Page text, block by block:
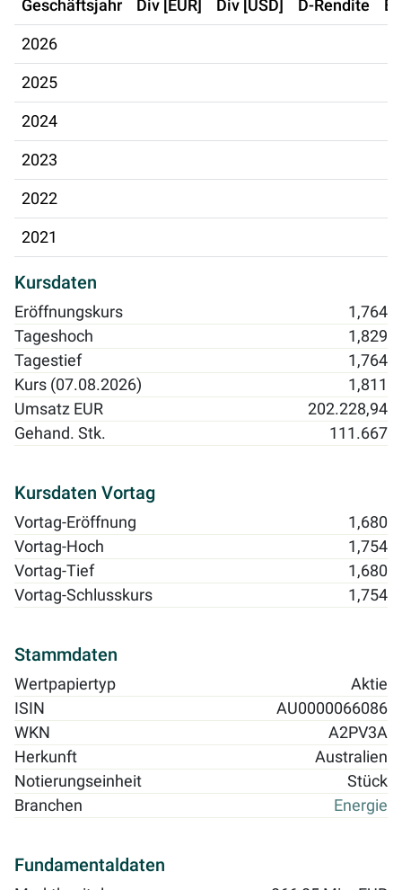
Geschäftsjahr
Div [EUR] Div [USD] D-Rendite
2026
2025
2024
2023
2022
2021
Kursdaten
Eröffnungskurs
1,764
Tageshoch
1,829
Tagestief
1,764
Kurs (07.08.2026)
1,811
Umsatz EUR
202.228,94
Gehand. Stk.
111.667
Kursdaten Vortag
Vortag-Eröffnung
1,680
Vortag-Hoch
1,754
Vortag-Tief
1,680
Vortag-Schlusskurs
1,754
Stammdaten
Wertpapiertyp
Aktie
ISIN
AU0000066086
WKN
A2PV3A
Herkunft
Australien
Notierungseinheit
Stück
Branchen
Energie
Fundamentaldaten